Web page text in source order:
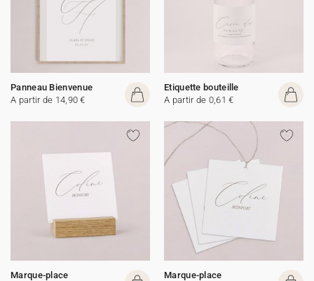
Panneau Bienvenue
A partir de 14,90 €
Etiquette bouteille
A partir de 0,61 €
Marque-place
Marque-place